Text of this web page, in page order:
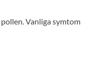
Vanliga symtom